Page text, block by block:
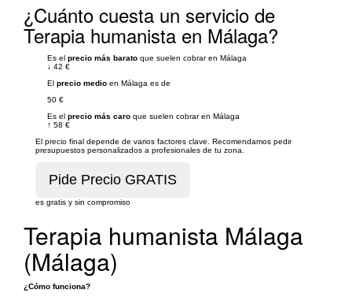
¿Cuánto cuesta un servicio de
Terapia humanista en Málaga?
Es el precio más barato que suelen cobrar en Málaga
↓ 42 €
El precio medio en Málaga es de
50 €
Es el precio más caro que suelen cobrar en Málaga
↑ 58 €
El precio final depende de varios factores clave. Recomendamos pedir
presupuestos personalizados a profesionales de tu zona.
es gratis y sin compromiso
Terapia humanista Málaga
(Málaga)
¿Cómo funciona?